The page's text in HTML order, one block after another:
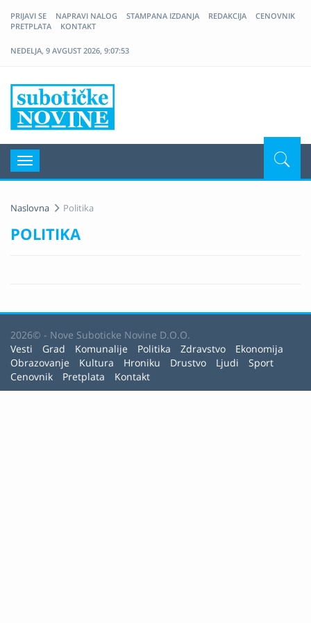
PRIJAVI SE NAPRAVI NALOG STAMPANA IZDANJA REDAKCIJA
CENOVNIK
PRETPLATA
KONTAKT
NEDELJA, 9 AVGUST 2026, 9:07:53
Navigacija
Naslovna Politika
POLITIKA
2026© - Nove Suboticke Novine D.O.O.
Vesti
Grad Komunalije Politika Zdravstvo
Ekonomija
Obrazovanje
Kultura Hroniku Drustvo Ljudi
Sport
Cenovnik
Pretplata Kontakt